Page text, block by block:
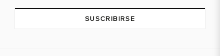
SUSCRIBIRSE